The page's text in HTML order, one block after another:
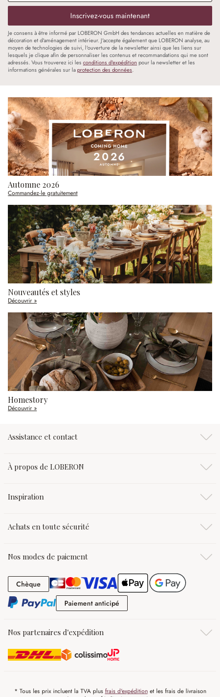
Inscrivez-vous maintenant
Je consens à être informé par LOBERON GmbH des tendances actuelles en matière de
décoration et d'aménagement intérieur. J'accepte également que LOBERON analyse, au
moyen de technologies de suivi, l'ouverture de la newsletter ainsi que les liens sur
lesquels je clique afin de personnaliser les contenus et recommandations qui me sont
adressés. Vous trouverez ici les conditions d'expédition pour la newsletter et les
informations générales sur laprotection des données.
Automne 2026
Commandez-le gratuitement
Nouveautés et styles
Découvrir »
Homestory
Découvrir »
Assistance et contact
À propos de LOBERON
Inspiration
Achats en toute sécurité
Nos modes de paiement
Chèque Chèque
Paiement anticipé
Nos partenaires d'expédition
* Tous les prix incluent la TVA plus frais d'expéditionet les frais de livraison